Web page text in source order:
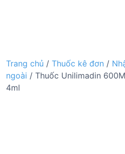
Trang chủ / Thuốc kê đơn /
ngoài / Thuốc Unilimadin
4ml